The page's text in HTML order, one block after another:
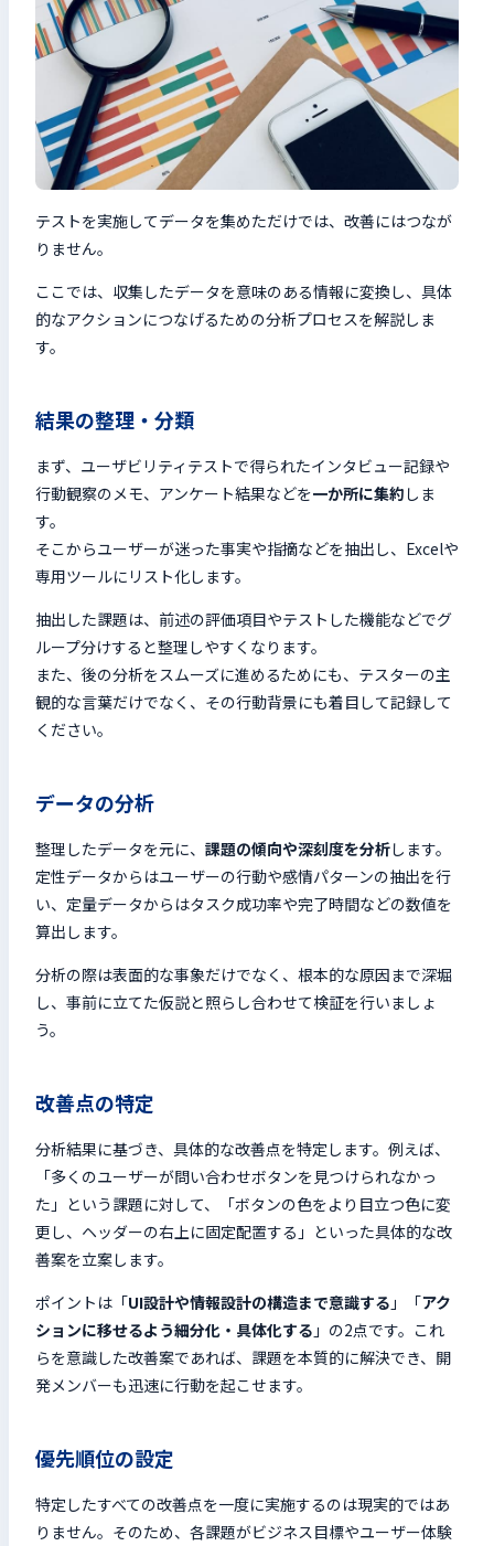
テストを実施してデータを集めただけでは、改善にはつなが
りません。
ここでは、収集したデータを意味のある情報に変換し、具体
的なアクションにつなげるための分析プロセスを解説しま
す。
結果の整理・分類
まず、ユーザビリティテストで得られたインタビュー記録や
行動観察のメモ、アンケート結果などを一か所に集約 しま
す。
そこからユーザーが迷った事実や指摘などを抽出し、Excelや
専用ツールにリスト化します。
抽出した課題は、前述の評価項目やテストした機能などでグ
ループ分けすると整理しやすくなります。
また、後の分析をスムーズに進めるためにも、テスターの主
観的な言葉だけでなく、その行動背景にも着目して記録して
ください。
データの分析
整理したデータを元に、 課題の傾向や深刻度を分析します。
定性データからはユーザーの行動や感情パターンの抽出を行
い、定量データからはタスク成功率や完了時間などの数値を
算出します。
分析の際は表面的な事象だけでなく、根本的な原因まで深堀
し、事前に立てた仮説と照らし合わせて検証を行いましょ
う。
改善点の特定
分析結果に基づき、具体的な改善点を特定します。例えば、
「多くのユーザーが問い合わせボタンを見つけられなかっ
た」という課題に対して、「ボタンの色をより目立つ色に変
更し、ヘッダーの右上に固定配置する」といった具体的な改
善案を立案します。
ポイントは「UI設計や情報設計の構造まで意識する 」「アク
ションに移せるよう細分化・具体化する 」の2点です。これ
らを意識した改善案であれば、課題を本質的に解決でき、開
発メンバーも迅速に行動を起こせます。
優先順位の設定
特定したすべての改善点を一度に実施するのは現実的ではあ
りません。そのため、各課題がビジネス目標やユーザー体験